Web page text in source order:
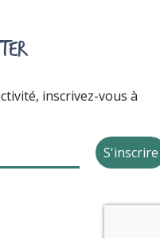
inscrivez-vous à
S'inscrire